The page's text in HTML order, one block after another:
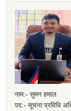
नाम:- सुमन हमाल
पद:- सूचना प्रविधि